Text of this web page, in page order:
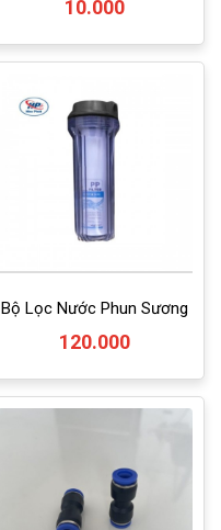
10.000
Bộ Lọc Nước Phun Sương
120.000